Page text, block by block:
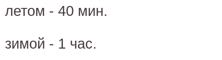
летом - 40 мин.
зимой - 1 час.